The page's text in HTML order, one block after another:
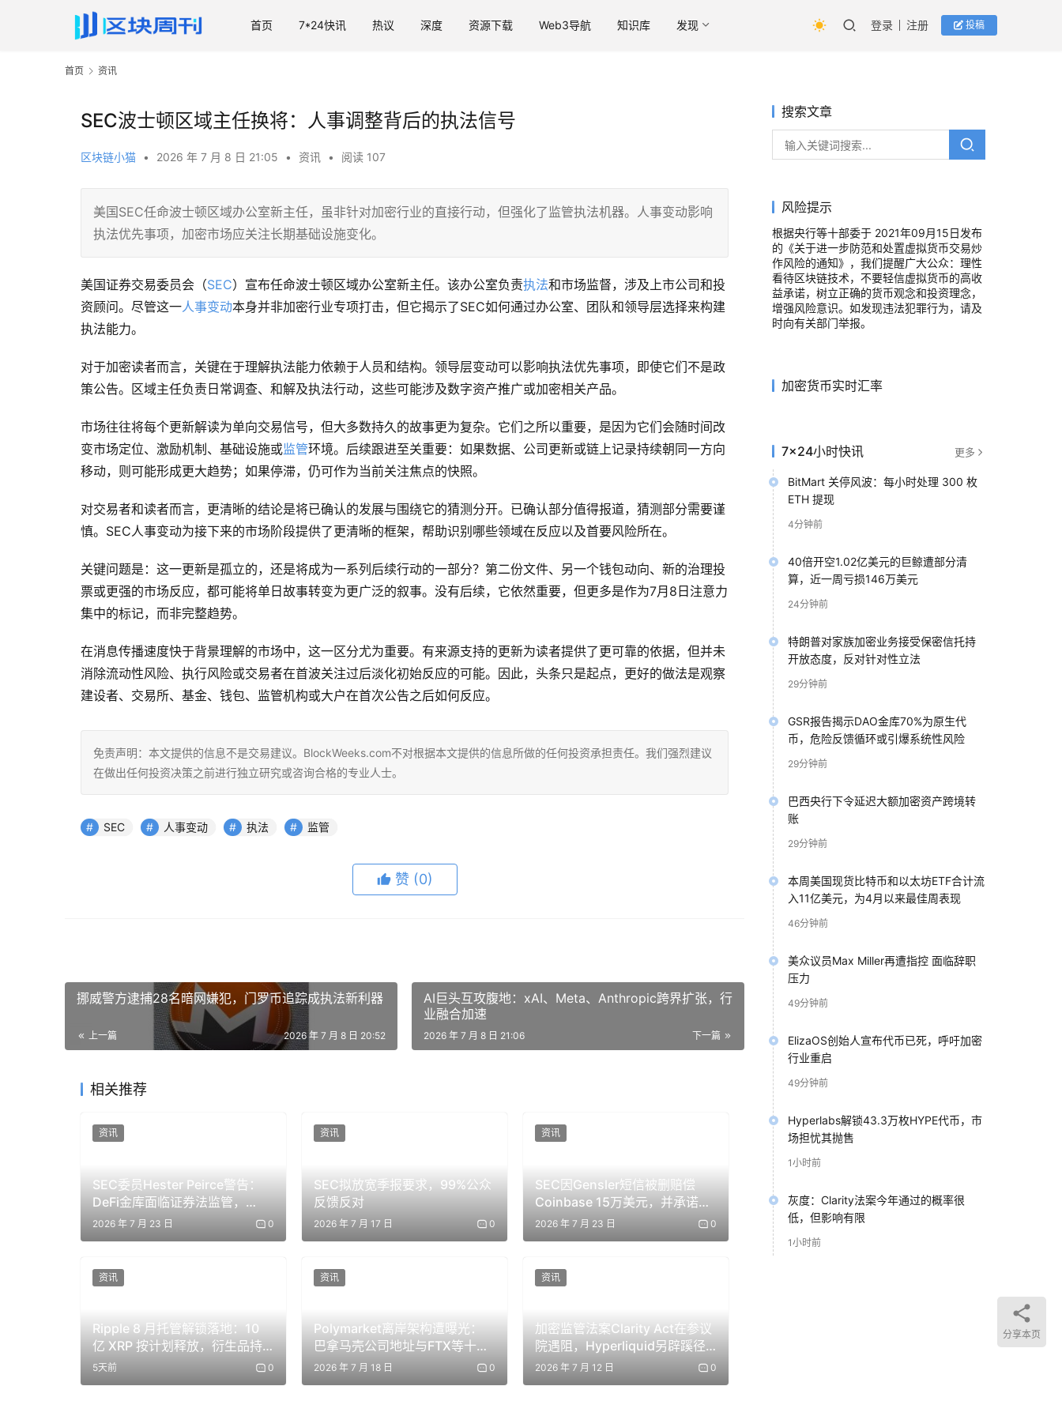
首页 7*24快讯 热议 深度 资源下载 Web3导航 知识库 发现 登录 注册 投稿
首页 资讯
SEC波士顿区域主任换将：人事调整背后的执法信号
区块链小猫 • 2026 年 7 月 8 日 21:05 • 资讯 • 阅读 107
美国SEC任命波士顿区域办公室新主任，虽非针对加密行业的直接行动，但强化了监管执法机器。人事变动影响
执法优先事项，加密市场应关注长期基础设施变化。
美国证券交易委员会（SEC）宣布任命波士顿区域办公室新主任。该办公室负责执法和市场监督，涉及上市公司和投
资顾问。尽管这一人事变动本身并非加密行业专项打击，但它揭示了SEC如何通过办公室、团队和领导层选择来构建
执法能力。
对于加密读者而言，关键在于理解执法能力依赖于人员和结构。领导层变动可以影响执法优先事项，即使它们不是政
策公告。区域主任负责日常调查、和解及执法行动，这些可能涉及数字资产推广或加密相关产品。
市场往往将每个更新解读为单向交易信号，但大多数持久的故事更为复杂。它们之所以重要，是因为它们会随时间改
变市场定位、激励机制、基础设施或监管环境。后续跟进至关重要：如果数据、公司更新或链上记录持续朝同一方向
移动，则可能形成更大趋势；如果停滞，仍可作为当前关注焦点的快照。
对交易者和读者而言，更清晰的结论是将已确认的发展与围绕它的猜测分开。已确认部分值得报道，猜测部分需要谨
慎。SEC人事变动为接下来的市场阶段提供了更清晰的框架，帮助识别哪些领域在反应以及首要风险所在。
关键问题是：这一更新是孤立的，还是将成为一系列后续行动的一部分？第二份文件、另一个钱包动向、新的治理投
票或更强的市场反应，都可能将单日故事转变为更广泛的叙事。没有后续，它依然重要，但更多是作为7月8日注意力
集中的标记，而非完整趋势。
在消息传播速度快于背景理解的市场中，这一区分尤为重要。有来源支持的更新为读者提供了更可靠的依据，但并未
消除流动性风险、执行风险或交易者在首波关注过后淡化初始反应的可能。因此，头条只是起点，更好的做法是观察
建设者、交易所、基金、钱包、监管机构或大户在首次公告之后如何反应。
免责声明：本文提供的信息不是交易建议。BlockWeeks.com不对根据本文提供的信息所做的任何投资承担责任。我们强烈建议
在做出任何投资决策之前进行独立研究或咨询合格的专业人士。
SEC 人事变动 执法 监管
赞 (0)
挪威警方逮捕28名暗网嫌犯，门罗币追踪成执法新利器
上一篇 2026 年 7 月 8 日 20:52
AI巨头互攻腹地：xAI、Meta、Anthropic跨界扩张，行
业融合加速
下一篇
2026 年 7 月 8 日 21:06
相关推荐
SEC委员Hester Peirce警告：
DeFi金库面临证券法监管，
MORPHO代币暴跌5%
2026 年 7 月 23 日 0
资讯
SEC拟放宽季报要求，99%公众
反馈反对
2026 年 7 月 17 日 0
资讯
SEC因Gensler短信被删赔偿
Coinbase 15万美元，并承诺改
革记录保留政策
2026 年 7 月 23 日 0
资讯
Ripple 8 月托管解锁落地：10
亿 XRP 按计划释放，衍生品持
仓飙至 26 亿
5天前 0
资讯
Polymarket离岸架构遭曝光：
巴拿马壳公司地址与FTX等十余
家加密企业同址，CEO公寓遭
2026 年 7 月 18 日 0
资讯
加密监管法案Clarity Act在参议
院遇阻，Hyperliquid另辟蹊径
寻求CFTC行政批准
2026 年 7 月 12 日 0
资讯
搜索文章
风险提示
根据央行等十部委于 2021年09月15日发布
的《关于进一步防范和处置虚拟货币交易炒
作风险的通知》，我们提醒广大公众：理性
看待区块链技术，不要轻信虚拟货币的高收
益承诺，树立正确的货币观念和投资理念，
增强风险意识。如发现违法犯罪行为，请及
时向有关部门举报。
加密货币实时汇率
7×24小时快讯 更多
BitMart 关停风波：每小时处理 300 枚
ETH 提现
4分钟前
40倍开空1.02亿美元的巨鲸遭部分清
算，近一周亏损146万美元
24分钟前
特朗普对家族加密业务接受保密信托持
开放态度，反对针对性立法
29分钟前
GSR报告揭示DAO金库70%为原生代
币，危险反馈循环或引爆系统性风险
29分钟前
巴西央行下令延迟大额加密资产跨境转
账
29分钟前
本周美国现货比特币和以太坊ETF合计流
入11亿美元，为4月以来最佳周表现
46分钟前
美众议员Max Miller再遭指控 面临辞职
压力
49分钟前
ElizaOS创始人宣布代币已死，呼吁加密
行业重启
49分钟前
Hyperlabs解锁43.3万枚HYPE代币，市
场担忧其抛售
1小时前
灰度：Clarity法案今年通过的概率很
低，但影响有限
1小时前
分享本页